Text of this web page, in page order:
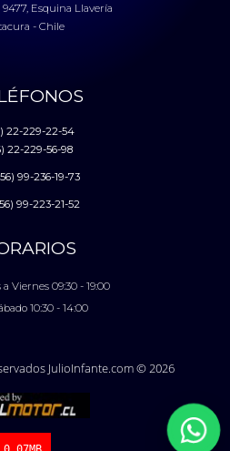
Esquina Llavería
- Chile
22-229-22-54
22-229-56-98
99-236-19-73
99-223-21-52
Viernes 09:30 - 19:00
10:30 - 14:00
JulioInfante.com © 2026